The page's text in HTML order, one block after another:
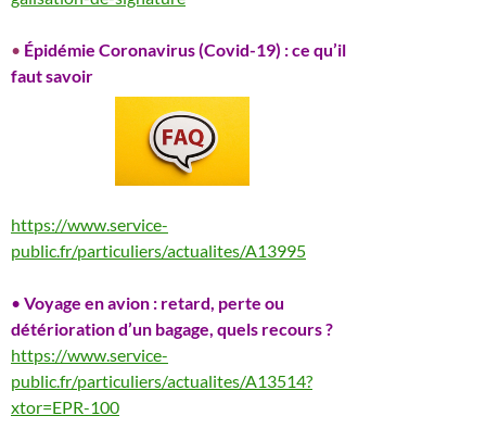
• Épidémie Coronavirus (Covid-19) : ce qu’il
faut savoir
https://www.service-
public.fr/particuliers/actualites/A13995
• Voyage en avion : retard, perte ou
détérioration d’un bagage, quels recours ?
https://www.service-
public.fr/particuliers/actualites/A13514?
xtor=EPR-100